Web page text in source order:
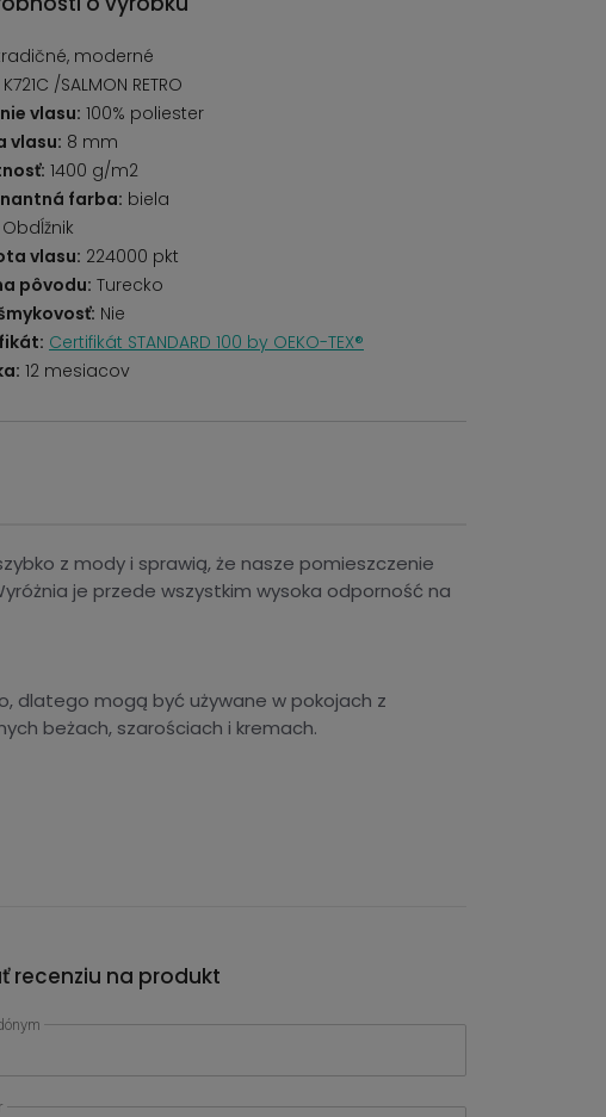
moderné
K721C /SALMON RETRO
vlasu: 100% poliester
vlasu: 8 mm
1400 g/m2
farba: biela
Obdĺžnik
vlasu: 224000 pkt
pôvodu: Turecko
Nie
Certifikát STANDARD 100 by OEKO-TEX®
12 mesiacov
z mody i sprawią, że nasze pomieszczenie
je przede wszystkim wysoka odporność na
dlatego mogą być używane w pokojach z
beżach, szarościach i kremach.
recenziu na produkt